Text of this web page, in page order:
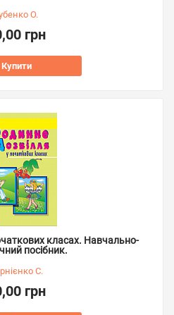
О.
грн
Купити
класах. Навчально-
посібник.
С.
грн